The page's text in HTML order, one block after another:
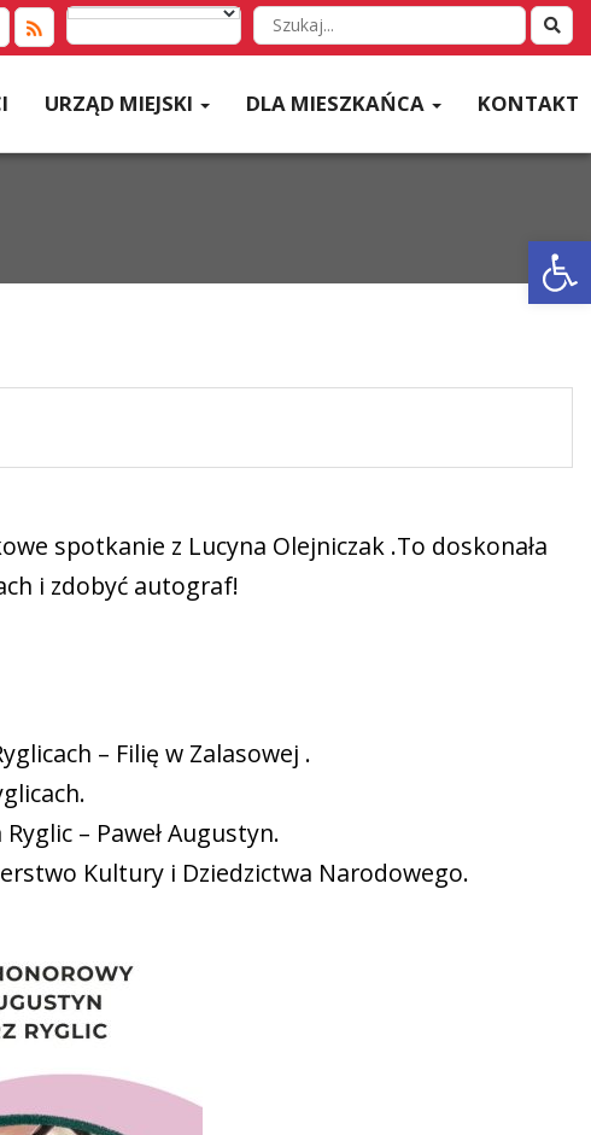
Wyszukaj
w
URZĄD MIEJSKI DLA MIESZKAŃCA KONTAKT
spotkanie z Lucyna Olejniczak .To doskonała
i zdobyć autograf!
– Filię w Zalasowej .
– Paweł Augustyn.
Kultury i Dziedzictwa Narodowego.